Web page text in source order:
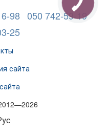
98 050 742-59-19
25
сайта